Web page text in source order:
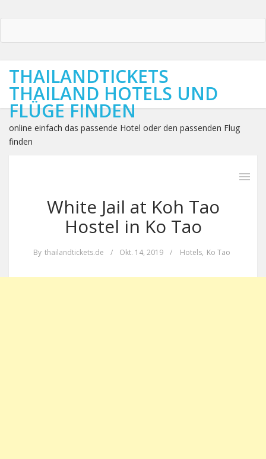
THAILANDTICKETS
THAILAND HOTELS UND
FLÜGE FINDEN
online einfach das passende Hotel oder den passenden Flug
finden
White Jail at Koh Tao
Hostel in Ko Tao
By thailandtickets.de / Okt. 14, 2019 / Hotels, Ko Tao